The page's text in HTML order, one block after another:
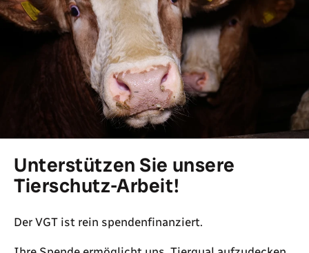
Unterstützen Sie unsere
Tierschutz-Arbeit!
Der VGT ist rein spendenfinanziert.